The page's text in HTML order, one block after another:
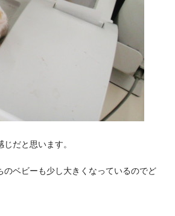
だと思います。
ベビーも少し大きくなっているのでど